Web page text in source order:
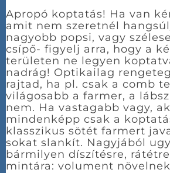
Apropó koptatás! Ha van
amit nem szeretnél
nagyobb popsi, vagy
csípő- figyelj arra, hogy a
területen ne legyen
nadrág! Optikailag
rajtad, ha pl. csak a comb
világosabb a farmer, a
nem. Ha vastagabb vagy,
mindenképp csak a
klasszikus sötét farmert
sokat slankít. Nagyjából
bármilyen díszítésre,
mintára: volument